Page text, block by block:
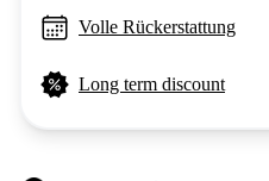
Volle Rückerstattung
Long term discount